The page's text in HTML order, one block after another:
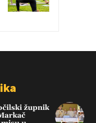
župnik